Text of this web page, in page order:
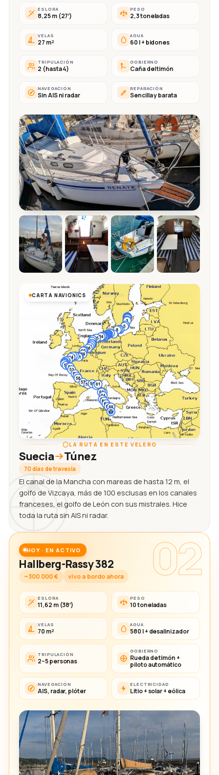
ESLORA
8,25 m (27′)
PESO
2,3 toneladas
VELAS
27 m²
AGUA
60 l + bidones
TRIPULACIÓN
2 (hasta 4)
GOBIERNO
Caña del timón
NAVEGACIÓN
Sin AIS ni radar
REPARACIÓN
Sencilla y barata
CARTA NAVIONICS
LA RUTA EN ESTE VELERO
Suecia Túnez
70 días de travesía
El canal de la Mancha con mareas de hasta 12 m, el
golfo de Vizcaya, más de 100 esclusas en los canales
franceses, el golfo de León con sus mistrales. Hice
toda la ruta sin AIS ni radar.
02
HOY · EN ACTIVO
Hallberg-Rassy 382
~300 000 € vivo a bordo ahora
ESLORA
11,62 m (38′)
PESO
10 toneladas
VELAS
70 m²
AGUA
580 l + desalinizador
TRIPULACIÓN
2–5 personas
GOBIERNO
Rueda de timón +
piloto automático
NAVEGACIÓN
AIS, radar, plóter
ELECTRICIDAD
Litio + solar + eólica